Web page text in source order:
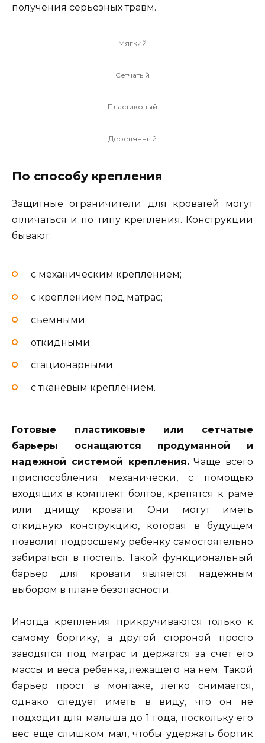
получения серьезных травм.
Мягкий
Сетчатый
Пластиковый
Деревянный
По способу крепления
Защитные ограничители для кроватей могут
отличаться и по типу крепления. Конструкции
бывают:
с механическим креплением;
с креплением под матрас;
съемными;
откидными;
стационарными;
с тканевым креплением.
Готовые пластиковые или сетчатые
барьеры оснащаются продуманной и
надежной системой крепления.Чаще всего
приспособления механически, с помощью
входящих в комплект болтов, крепятся к раме
или днищу кровати. Они могут иметь
откидную конструкцию, которая в будущем
позволит подросшему ребенку самостоятельно
забираться в постель. Такой функциональный
барьер для кровати является надежным
выбором в плане безопасности.
Иногда крепления прикручиваются только к
самому бортику, а другой стороной просто
заводятся под матрас и держатся за счет его
массы и веса ребенка, лежащего на нем. Такой
барьер прост в монтаже, легко снимается,
однако следует иметь в виду, что он не
подходит для малыша до 1 года, поскольку его
вес еще слишком мал, чтобы удержать бортик